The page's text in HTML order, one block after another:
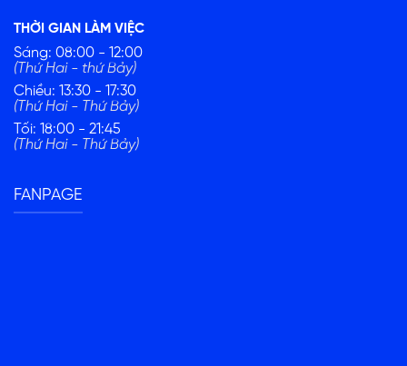
THỜI GIAN LÀM VIỆC
Sáng: 08:00 - 12:00
(Thứ Hai - thứ Bảy)
Chiều: 13:30 - 17:30
(Thứ Hai - Thứ Bảy)
Tối: 18:00 - 21:45
(Thứ Hai - Thứ Bảy)
FANPAGE